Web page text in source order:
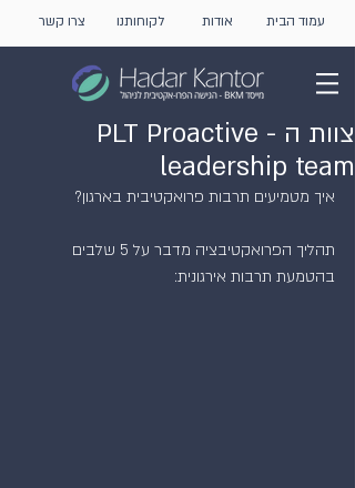
עמוד הבית אודות לקוחותנו צרו קשר
צוות ה - PLT Proactive
leadership team
איך מטמיעים תרבות פרואקטיבית בארגון?
תהליך הפרואקטיבציה מדבר על 5 שלבים
בהטמעת תרבות אירגונית: